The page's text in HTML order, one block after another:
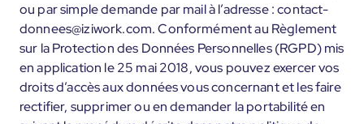
ou par simple demande par mail à l’adresse : contact-
donnees@iziwork.com. Conformément au Règlement
sur la Protection des Données Personnelles (RGPD) mis
en application le 25 mai 2018, vous pouvez exercer vos
droits d’accès aux données vous concernant et les faire
rectifier, supprimer ou en demander la portabilité en